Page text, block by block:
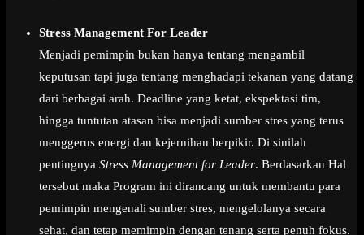
Stress Management For Leader
Menjadi pemimpin bukan hanya tentang mengambil
keputusan tapi juga tentang menghadapi tekanan yang datang
dari berbagai arah. Deadline yang ketat, ekspektasi tim,
hingga tuntutan atasan bisa menjadi sumber stres yang terus
menggerus energi dan kejernihan berpikir. Di sinilah
pentingnya Stress Management for Leader. Berdasarkan Hal
tersebut maka Program ini dirancang untuk membantu para
pemimpin mengenali sumber stres, mengelolanya secara
sehat, dan tetap memimpin dengan tenang serta penuh fokus.